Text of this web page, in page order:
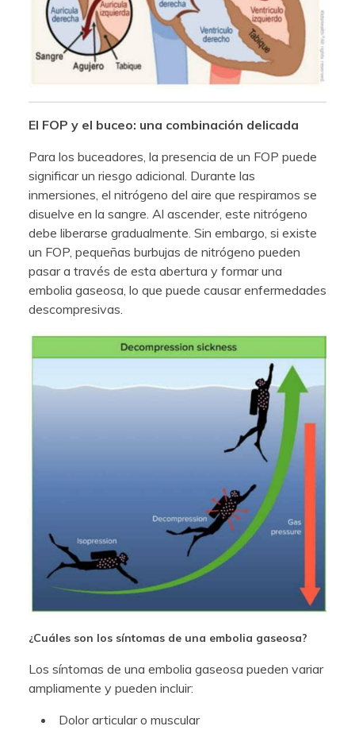
El FOP y el buceo: una combinación delicada
Para los buceadores, la presencia de un FOP puede
significar un riesgo adicional. Durante las
inmersiones, el nitrógeno del aire que respiramos se
disuelve en la sangre. Al ascender, este nitrógeno
debe liberarse gradualmente. Sin embargo, si existe
un FOP, pequeñas burbujas de nitrógeno pueden
pasar a través de esta abertura y formar una
embolia gaseosa, lo que puede causar enfermedades
descompresivas.
¿Cuáles son los síntomas de una embolia gaseosa?
Los síntomas de una embolia gaseosa pueden variar
ampliamente y pueden incluir:
Dolor articular o muscular